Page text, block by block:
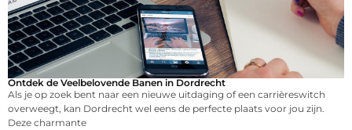
Ontdek de Veelbelovende Banen in Dordrecht
Als je op zoek bent naar een nieuwe uitdaging of een carrièreswitch
overweegt, kan Dordrecht wel eens de perfecte plaats voor jou zijn.
Deze charmante